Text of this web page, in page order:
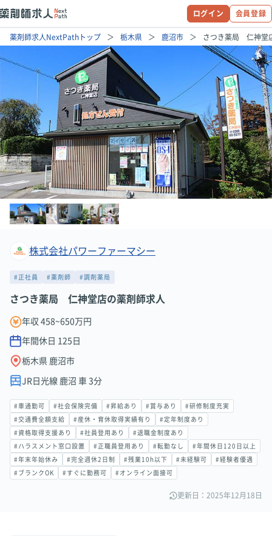
ログイン 会員登録
薬剤師求人NextPathトップ 栃木県 鹿沼市 さつき薬局 仁神堂
株式会社パワーファーマシー
#正社員 #薬剤師 #調剤薬局
さつき薬局 仁神堂店の薬剤師求人
年収 458~650万円
年間休日 125 日
栃木県 鹿沼市
JR日光線 鹿沼 車 3分
#車通勤可 #社会保険完備 #昇給あり #賞与あり #研修制度充実
#交通費全額支給 #産休・育休取得実績有り #定年制度あり
#資格取得支援あり #社員登用あり #退職金制度あり
#ハラスメント窓口設置 #正職員登用あり #転勤なし #年間休日120日以上
#年末年始休み #完全週休2日制 #残業10h以下 #未経験可 #経験者優遇
#ブランクOK #すぐに勤務可 #オンライン面接可
更新日：2025年12月18日